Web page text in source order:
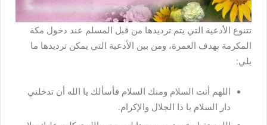
تتنوع الأدعية التي يتم ترديدها من قبل المسلم عند دخول مكة
المكرمة بهدف العمرة، ومن بين الأدعية التي يمكن ترديدها ما
يلي:
اللهم أنت السلام ومنك السلام فأسألك يا الله أن تدخلني
دار السلام يا ذا الجلال والإكرام.